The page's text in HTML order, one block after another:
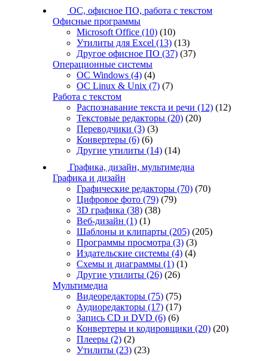
ОС, офисное ПО, работа с текстом
Офисные программы
Microsoft Office (10) (10)
Утилиты для Excel (13) (13)
Другое офисное ПО (37) (37)
Операционные системы
ОС Windows (4) (4)
ОС Linux & Unix (7) (7)
Работа с текстом
Распознавание текста и речи (12) (12)
Текстовые редакторы (20) (20)
Переводчики (3) (3)
Конвертеры (6) (6)
Другие утилиты (14) (14)
Графика, дизайн, мультимедиа
Графика и дизайн
Графические редакторы (70) (70)
Цифровое фото (79) (79)
3D графика (38) (38)
Веб-дизайн (1) (1)
Шаблоны и клипарты (205) (205)
Программы просмотра (3) (3)
Издательские системы (4) (4)
Схемы и диаграммы (1) (1)
Другие утилиты (26) (26)
Мультимедиа
Видеоредакторы (75) (75)
Аудиоредакторы (17) (17)
Запись CD и DVD (6) (6)
Конвертеры и кодировщики (20) (20)
Плееры (2) (2)
Утилиты (23) (23)